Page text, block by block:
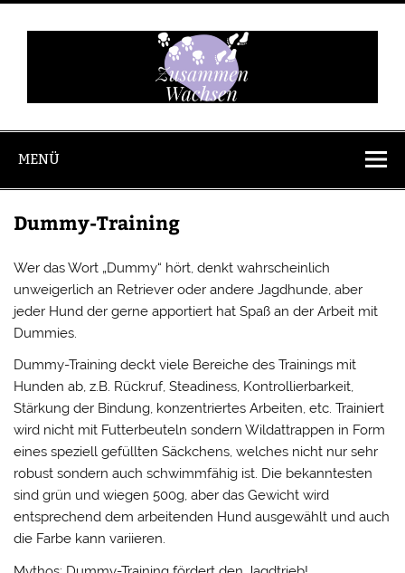
Zum
springen
Wachsen
MENÜ
Dummy-Training
Wer das Wort „Dummy“ hört, denkt wahrscheinlich
unweigerlich an Retriever oder andere Jagdhunde, aber
jeder Hund der gerne apportiert hat Spaß an der Arbeit mit
Dummies.
Dummy-Training deckt viele Bereiche des Trainings mit
Hunden ab, z.B. Rückruf, Steadiness, Kontrollierbarkeit,
Stärkung der Bindung, konzentriertes Arbeiten, etc. Trainiert
wird nicht mit Futterbeuteln sondern Wildattrappen in Form
eines speziell gefüllten Säckchens, welches nicht nur sehr
robust sondern auch schwimmfähig ist. Die bekanntesten
sind grün und wiegen 500g, aber das Gewicht wird
entsprechend dem arbeitenden Hund ausgewählt und auch
die Farbe kann variieren.